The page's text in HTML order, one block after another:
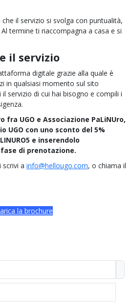
il servizio si svolga con puntualità,
termine ti riaccompagna a casa e si
il servizio
digitale grazie alla quale è
in qualsiasi momento sul sito
servizio di cui hai bisogno e compili i
fra UGO e Associazione PaLiNUro,
UGO con uno sconto del 5%
e inserendolo
di prenotazione.
a info@hellougo.com, o chiama il
la brochure